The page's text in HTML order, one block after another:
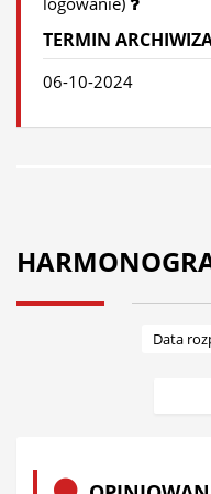
TERMIN
06-10-2024
Data